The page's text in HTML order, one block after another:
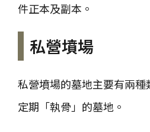
件正本及副本。
私營墳場
私營墳場的墓地主要有兩
定期「執骨」的墓地。